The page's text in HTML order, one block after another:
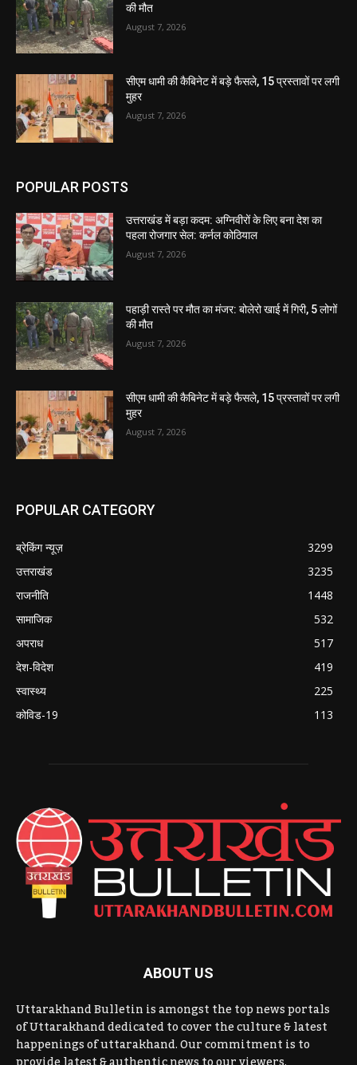
की मौत
August 7, 2026
सीएम धामी की कैबिनेट में बड़े फैसले, 15 प्रस्तावों पर लगी
मुहर
August 7, 2026
POPULAR POSTS
उत्तराखंड में बड़ा कदम: अग्निवीरों के लिए बना देश का
पहला रोजगार सेल: कर्नल कोठियाल
August 7, 2026
पहाड़ी रास्ते पर मौत का मंजर: बोलेरो खाई में गिरी, 5 लोगों
की मौत
August 7, 2026
सीएम धामी की कैबिनेट में बड़े फैसले, 15 प्रस्तावों पर लगी
मुहर
August 7, 2026
POPULAR CATEGORY
ब्रेकिंग न्यूज़
3299
उत्तराखंड
3235
राजनीति
1448
सामाजिक
532
अपराध
517
देश-विदेश
419
स्वास्थ्य
225
कोविड-19
113
ABOUT US
Uttarakhand Bulletin is amongst the top news portals
of Uttarakhand dedicated to cover the culture & latest
happenings of uttarakhand. Our commitment is to